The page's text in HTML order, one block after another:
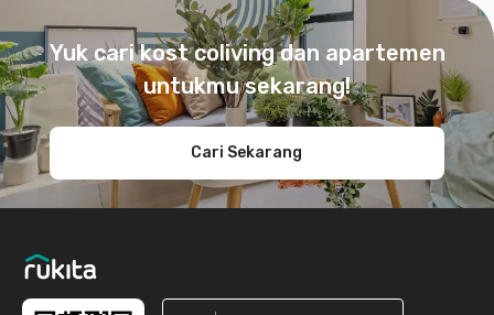
Yuk cari kost coliving dan apartemen
untukmu sekarang!
Cari Sekarang